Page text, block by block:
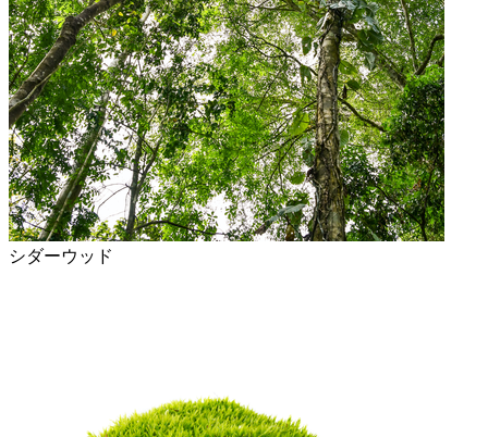
シダーウッド